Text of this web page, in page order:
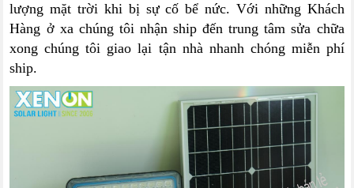
lượng mặt trời khi bị sự cố bể nức. Với những Khách
Hàng ở xa chúng tôi nhận ship đến trung tâm sửa chữa
xong chúng tôi giao lại tận nhà nhanh chóng miễn phí
ship.